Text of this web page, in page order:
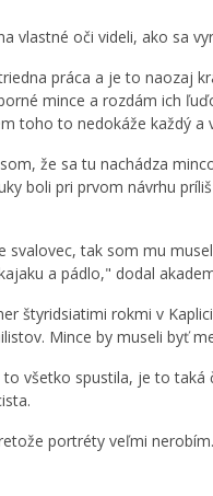
vlastné oči videli, ako sa
práca a je to naozaj
mince a rozdám ich
toho to nedokáže každý
že sa tu nachádza
boli pri prvom návrhu
svalovec, tak som mu
a pádlo," dodal
štyridsiatimi rokmi v
Mince by museli byť
všetko spustila, je to
portréty veľmi